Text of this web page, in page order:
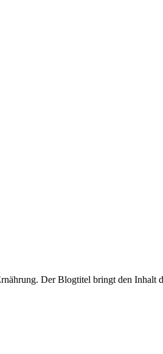
Der Blogtitel bringt den Inhalt